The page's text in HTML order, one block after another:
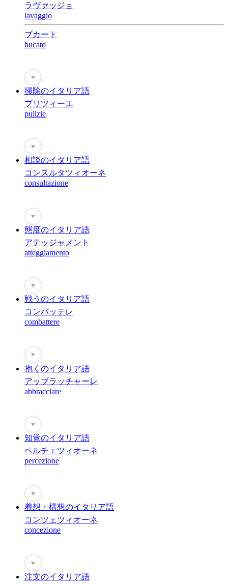
ラヴァッジョ
lavaggio
ブカート
bucato
♥
掃除のイタリア語
プリツィーエ
pulizie
♥
相談のイタリア語
コンスルタツィオーネ
consultazione
♥
態度のイタリア語
アテッジャメント
atteggiamento
♥
戦うのイタリア語
コンバッテレ
combattere
♥
抱くのイタリア語
アッブラッチャーレ
abbracciare
♥
知覚のイタリア語
ペルチェツィオーネ
percezione
♥
着想・構想のイタリア語
コンツェツィオーネ
concezione
♥
注文のイタリア語